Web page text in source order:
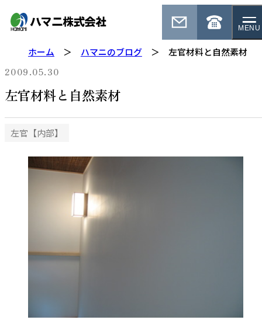
MENU
ホーム ハマニのブログ 左官材料と自然素材
左官材料と自然素材
2009.05.30
左官【内部】